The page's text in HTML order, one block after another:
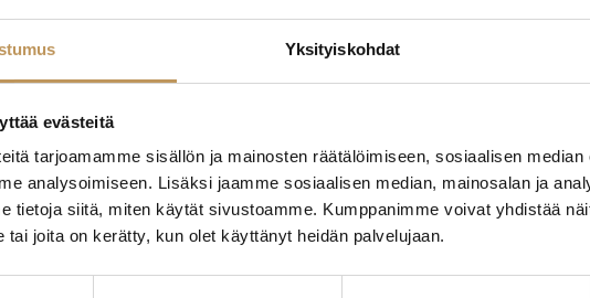
Yksityiskohdat
evästeitä
tarjoamamme sisällön ja mainosten räätälöimiseen, sosiaalisen
analysoimiseen. Lisäksi jaamme sosiaalisen median, mainosalan ja
tietoja siitä, miten käytät sivustoamme. Kumppanimme voivat yhdistää
tai joita on kerätty, kun olet käyttänyt heidän palvelujaan.
auttaa